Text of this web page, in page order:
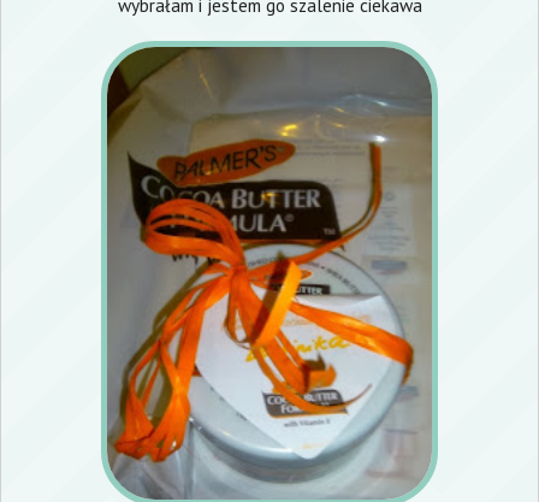
wybrałam i jestem go szalenie ciekawa